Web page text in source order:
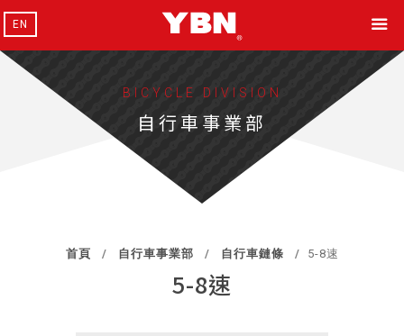
EN
BICYCLE DIVISION
自行車事業部
首頁 自行車事業部 自行車鏈條 5-8速
5-8速